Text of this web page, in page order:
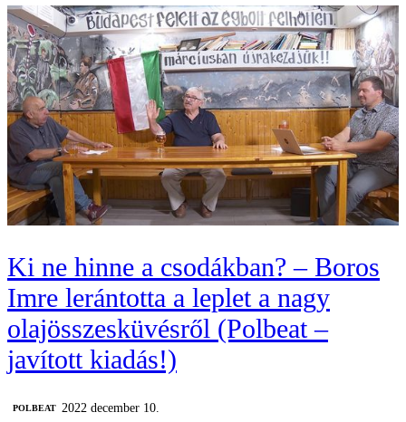
Ki ne hinne a csodákban? – Boros
Imre lerántotta a leplet a nagy
olajösszesküvésről (Polbeat –
javított kiadás!)
‎POLBEAT
2022 december 10.